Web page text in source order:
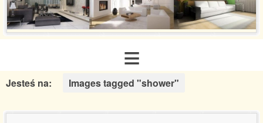
Strona główna
≡
Jesteś na: Images tagged "shower"